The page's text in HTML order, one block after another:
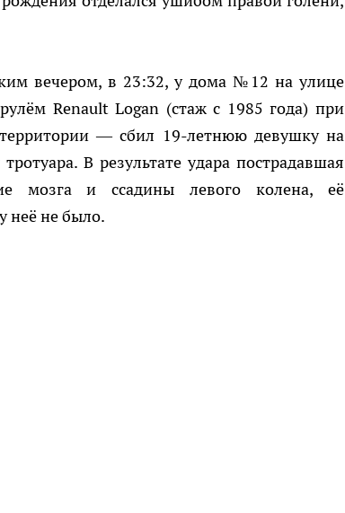
вечером, в 23:32, у дома №12 на улице
Renault Logan (стаж с 1985 года) при
— сбил 19-летнюю девушку на
В результате удара пострадавшая
мозга и ссадины левого колена, её
неё не было.